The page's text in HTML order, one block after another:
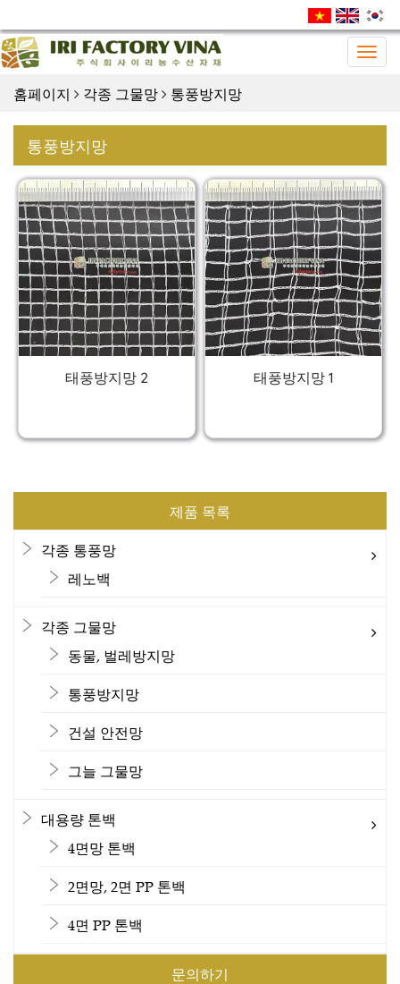
홈페이지
각종 그물망 통풍방지망
통풍방지망
태풍방지망 2 태풍방지망 1
제품 목록
각종 통풍망
레노백
각종 그물망
동물, 벌레방지망
통풍방지망
건설 안전망
그늘 그물망
대용량 톤백
4면망 톤백
2면망, 2면 PP 톤백
4면 PP 톤백
문의하기